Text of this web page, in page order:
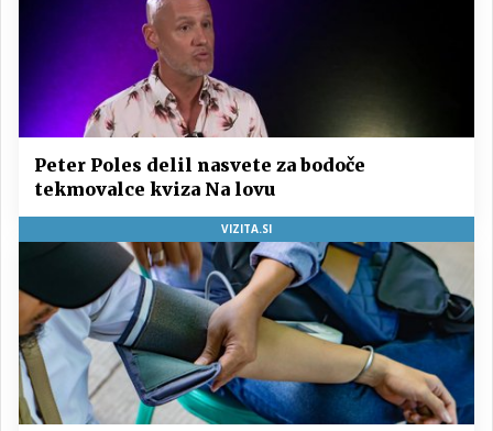
Peter Poles delil nasvete za bodoče
tekmovalce kviza Na lovu
VIZITA.SI